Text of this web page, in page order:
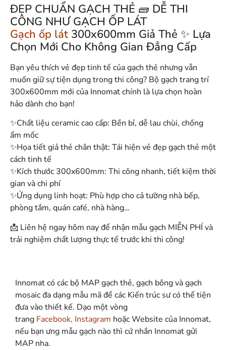
ĐẸP CHUẨN GẠCH THẺ 🧱 DỄ THI
CÔNG NHƯ GẠCH ỐP LÁT
Gạch ốp lát 300x600mm Giả Thẻ ✨ Lựa
Chọn Mới Cho Không Gian Đẳng Cấp
Bạn yêu thích vẻ đẹp tinh tế của gạch thẻ nhưng vẫn
muốn giữ sự tiện dụng trong thi công? Bộ gạch trang trí
300x600mm mới của Innomat chính là lựa chọn hoàn
hảo dành cho bạn!
✨Chất liệu ceramic cao cấp: Bền bỉ, dễ lau chùi, chống
ẩm mốc
✨Họa tiết giả thẻ chân thật: Tái hiện vẻ đẹp gạch thẻ một
cách tinh tế
✨Kích thước 300x600mm: Thi công nhanh, tiết kiệm thời
gian và chi phí
✨Ứng dụng linh hoạt: Phù hợp cho cả tường nhà bếp,
phòng tắm, quán café, nhà hàng…
📩 Liên hệ ngay hôm nay để nhận mẫu gạch MIỄN PHÍ và
trải nghiệm chất lượng thực tế trước khi thi công!
Innomat có các bộ MAP gạch thẻ, gạch bông và gạch
mosaic đa dạng mẫu mã để các Kiến trúc sư có thể tiện
đưa vào thiết kế. Dạo một vòng
trang Facebook, Instagram hoặc Website của Innomat,
nếu bạn ưng mẫu gạch nào thì cứ nhắn Innomat gửi
MAP nha.